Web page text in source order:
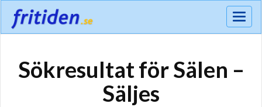
Meny
Sökresultat för Sälen –
Säljes